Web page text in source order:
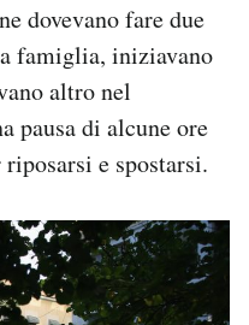
dovevano fare due
famiglia, iniziavano
altro nel
pausa di alcune ore
e spostarsi.